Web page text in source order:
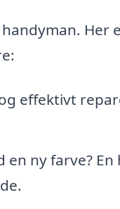
Her
effektivt
ny farve?